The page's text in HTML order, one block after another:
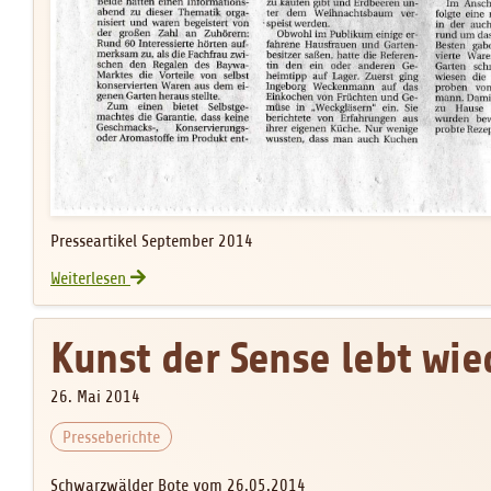
Presseartikel September 2014
Weiterlesen
Einmachkurs BayWa
Kunst der Sense lebt
26. Mai 2014
Presseberichte
Schwarzwälder Bote vom 26.05.2014